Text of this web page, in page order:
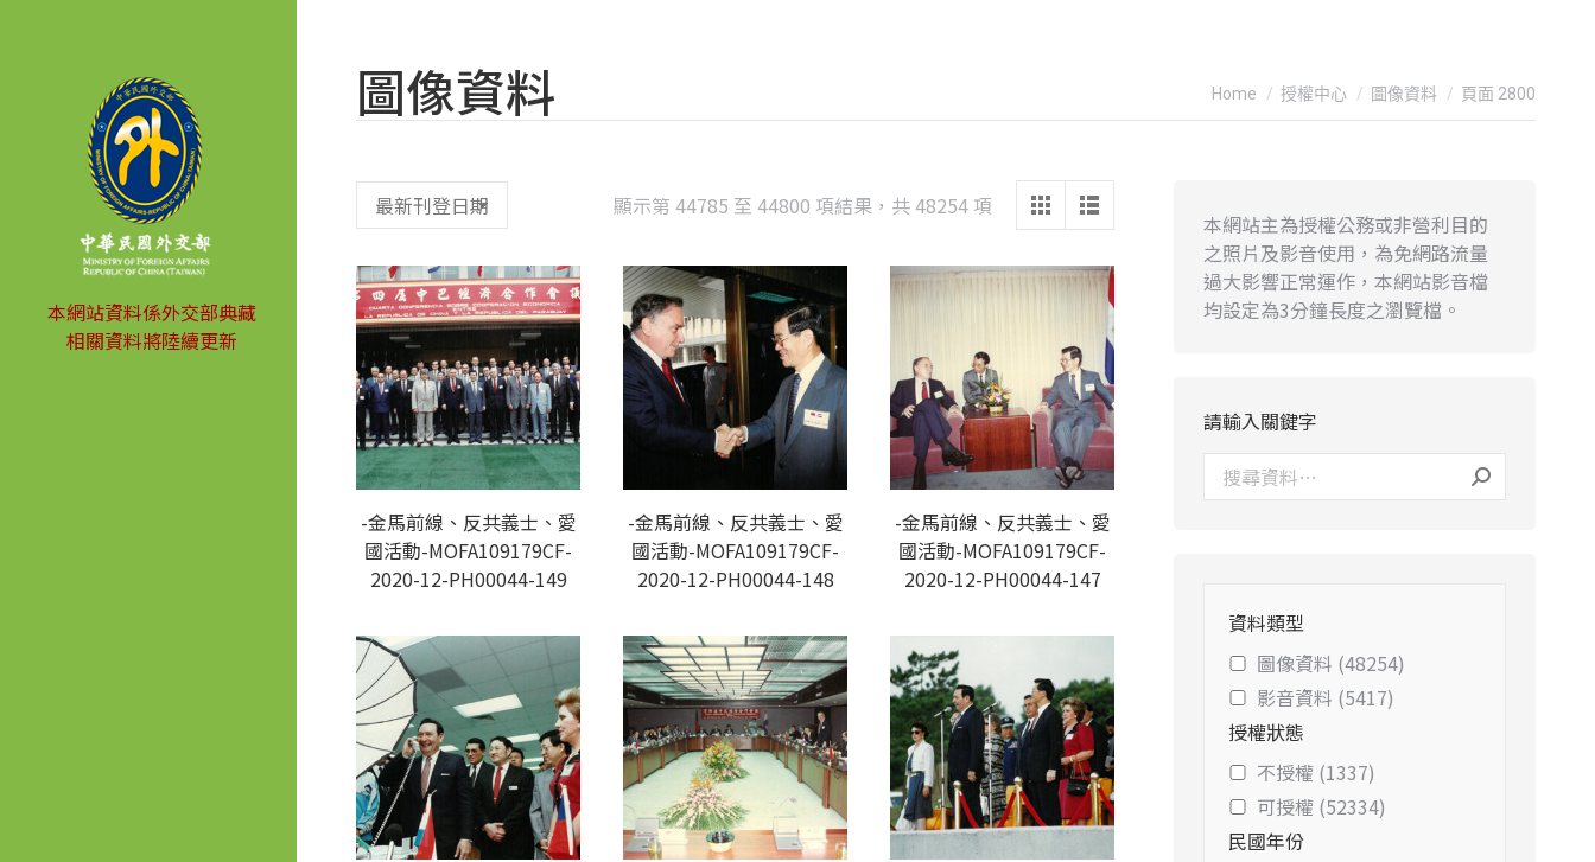
本網站資料係外交部典藏
相關資料將陸續更新
圖像資料 You are here:
Home 授權中心 圖像資料 頁面 2800
顯示第 44785 至 44800 項結果，共 48254 項 Sorted
latest
-金馬前線、反共義士、愛
國活動-MOFA109179CF-
2020-12-PH00044-149
-金馬前線、反共義士、愛
國活動-MOFA109179CF-
2020-12-PH00044-148
-金馬前線、反共義士、愛
國活動-MOFA109179CF-
2020-12-PH00044-147
本網站主為授權公務或非營利目的
之照片及影音使用，為免網路流量
過大影響正常運作，本網站影音檔
均設定為3分鐘長度之瀏覽檔。
請輸入關鍵字
資料類型
圖像資料 (48254)
影音資料 (5417)
授權狀態
不授權 (1337)
可授權 (52334)
民國年份